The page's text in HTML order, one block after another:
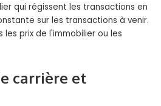
qui régissent les transactions en
sur les transactions à venir.
prix de l'immobilier ou les
carrière et